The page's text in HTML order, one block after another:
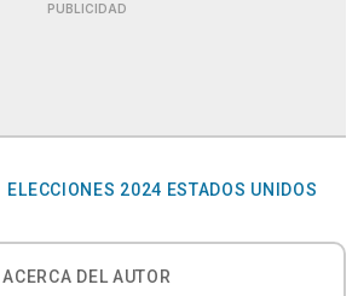
PUBLICIDAD
ELECCIONES 2024 ESTADOS UNIDOS
ACERCA DEL AUTOR